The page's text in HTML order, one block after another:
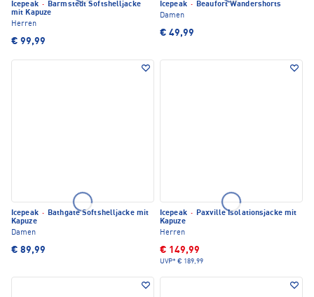
Icepeak · Barmstedt Softshelljacke
mit Kapuze
Herren
€ 99,99
Icepeak · Beaufort Wandershorts
Damen
€ 49,99
Icepeak · Bathgate Softshelljacke mit
Kapuze
Damen
€ 89,99
Icepeak · Paxville Isolationsjacke mit
Kapuze
Herren
€ 149,99
UVP* € 189,99